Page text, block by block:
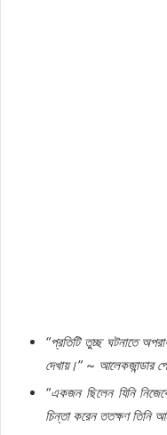
“প্রতিটি তুচ্ছ ঘটনাতে
দেখায়।” ~ আলেকজান্ডার
“একজন ছিলেন যিনি
চিন্তা করেন ততক্ষণ তিনি